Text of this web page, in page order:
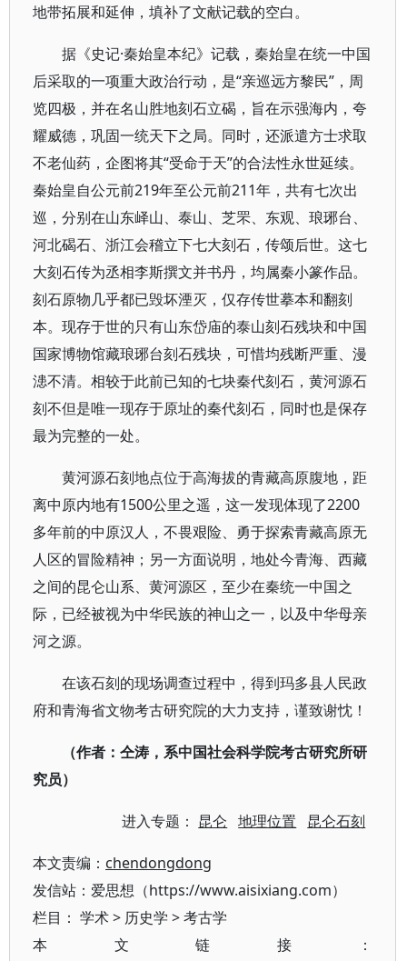
地带拓展和延伸，填补了文献记载的空白。
据《史记·秦始皇本纪》记载，秦始皇在统一中国
后采取的一项重大政治行动，是“亲巡远方黎民”，周
览四极，并在名山胜地刻石立碣，旨在示强海内，夸
耀威德，巩固一统天下之局。同时，还派遣方士求取
不老仙药，企图将其“受命于天”的合法性永世延续。
秦始皇自公元前219年至公元前211年，共有七次出
巡，分别在山东峄山、泰山、芝罘、东观、琅琊台、
河北碣石、浙江会稽立下七大刻石，传颂后世。这七
大刻石传为丞相李斯撰文并书丹，均属秦小篆作品。
刻石原物几乎都已毁坏湮灭，仅存传世摹本和翻刻
本。现存于世的只有山东岱庙的泰山刻石残块和中国
国家博物馆藏琅琊台刻石残块，可惜均残断严重、漫
漶不清。相较于此前已知的七块秦代刻石，黄河源石
刻不但是唯一现存于原址的秦代刻石，同时也是保存
最为完整的一处。
黄河源石刻地点位于高海拔的青藏高原腹地，距
离中原内地有1500公里之遥，这一发现体现了2200
多年前的中原汉人，不畏艰险、勇于探索青藏高原无
人区的冒险精神；另一方面说明，地处今青海、西藏
之间的昆仑山系、黄河源区，至少在秦统一中国之
际，已经被视为中华民族的神山之一，以及中华母亲
河之源。
在该石刻的现场调查过程中，得到玛多县人民政
府和青海省文物考古研究院的大力支持，谨致谢忱！
（作者：仝涛，系中国社会科学院考古研究所研
究员）
进入专题： 昆仑 地理位置 昆仑石刻
本文责编： chendongdong
发信站：爱思想（https://www.aisixiang.com）
栏目： 学术> 历史学 >考古学
本文链接：